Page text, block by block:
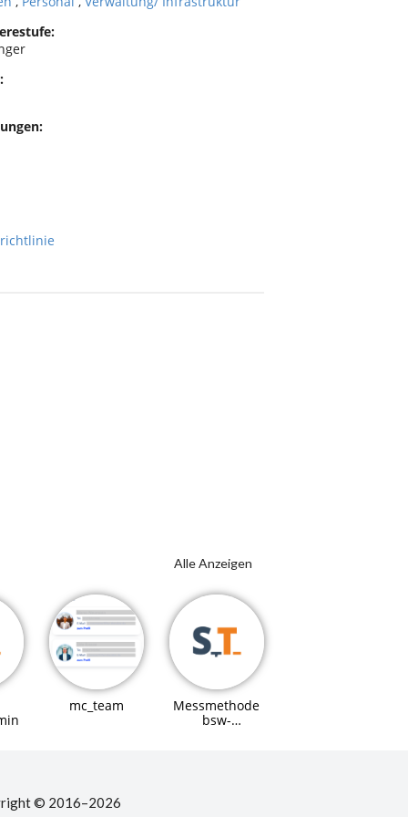
Alle Anzeigen
mc_team
Messmethode
bsw-
© 2016–2026